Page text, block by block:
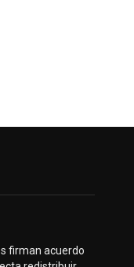
firman acuerdo